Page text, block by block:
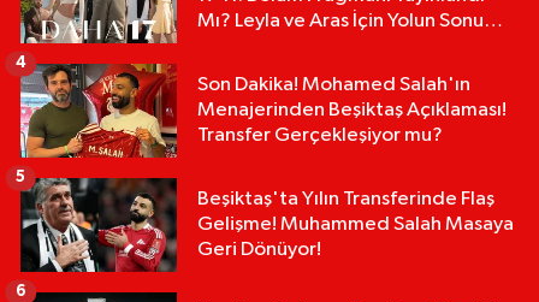
Mı? Leyla ve Aras İçin Yolun Sonu
Son Dakika! Mohamed Salah'ın
Menajerinden Beşiktaş Açıklaması!
Transfer Gerçekleşiyor mu?
4
Beşiktaş'ta Yılın Transferinde Flaş
Gelişme! Muhammed Salah Masaya
Geri Dönüyor!
5
6